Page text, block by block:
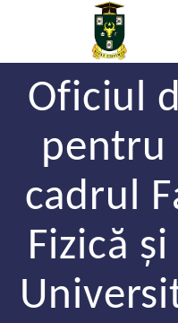
Oficiul
pentru
cadrul
Fizică